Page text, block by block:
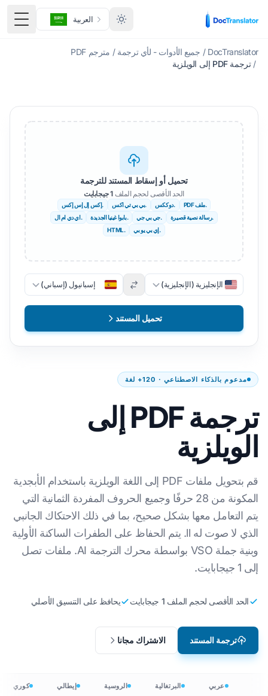
العربية
تبديل
DocTranslator
/ جميع الأدوات - لأي ترجمة / مترجم PDF
/ ترجمة PDF إلى الويلزية
مدعوم بالذكاء الاصطناعي · 120+ لغة
ترجمة PDF إلى
الويلزية
قم بتحويل ملفات PDF إلى اللغة الويلزية باستخدام الأبجدية
المكونة من 28 حرفًا وجميع الحروف المفردة الثمانية التي
يتم التعامل معها بشكل صحيح، بما في ذلك الاحتكاك الجانبي
الذي لا صوت له ll. يتم الحفاظ على الطفرات الساكنة الأولية
وبنية جملة VSO بواسطة محرك الترجمة AI. ملفات تصل
إلى 1 جيجابايت.
الحد الأقصى لحجم الملف 1 جيجابايت يحافظ على التنسيق الأصلي
ترجمة المستند الاشتراك مجانا
تحميل أو إسقاط المستند للترجمة
الحد الأقصى لحجم الملف 1 جيجابايت
.ملف PDF .دوككس .بي بي تي اكس
.إكس إل إس إكس
.رسالة نصية قصيرة
.جي بي جي .بابوا غينيا الجديدة
.اي دي ام ال
.إي بي يو بي
.HTML
الإنجليزية (الإنجليزية) إسبانيول (إسباني)
تحميل المستند
عربي البرتغالية الروسية إيطالي كوري